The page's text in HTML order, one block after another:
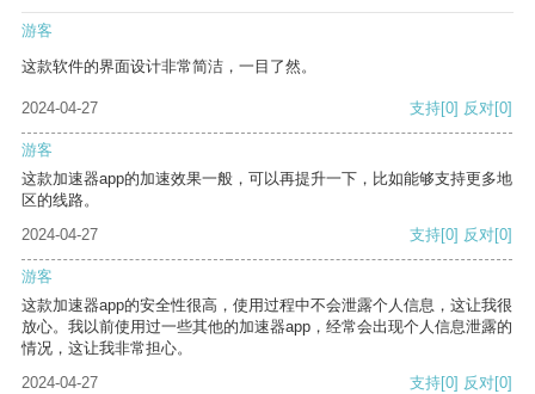
游客
这款软件的界面设计非常简洁，一目了然。
2024-04-27 支持[0] 反对[0]
游客
这款加速器app的加速效果一般，可以再提升一下，比如能够支持更多地
区的线路。
2024-04-27
支持[0] 反对[0]
游客
这款加速器app的安全性很高，使用过程中不会泄露个人信息，这让我很
放心。我以前使用过一些其他的加速器app，经常会出现个人信息泄露的
情况，这让我非常担心。
2024-04-27
支持[0] 反对[0]